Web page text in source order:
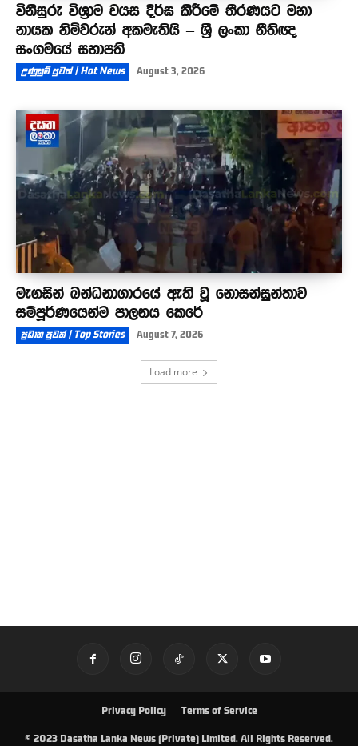
විනිසුරු විශ්‍රාම වයස දිර්ඝ කිරීමේ තීරණයට මහා
නායක හිමිවරුන් අකමැතියි – ශ්‍රී ලංකා නීතිඥ
සංගමයේ සභාපති
උණුසුම් පුවත් | Hot News August 3, 2026
මැගසින් බන්ධනාගාරයේ ඇති වූ නොසන්සුන්තාව
සම්පූර්ණයෙන්ම පාලනය කෙරේ
ප්‍රධාන පුවත් | Top Stories August 7, 2026
Load more
Privacy Policy Terms of Service
© 2023 Dasatha Lanka News (Private) Limited. All Rights Reserved.